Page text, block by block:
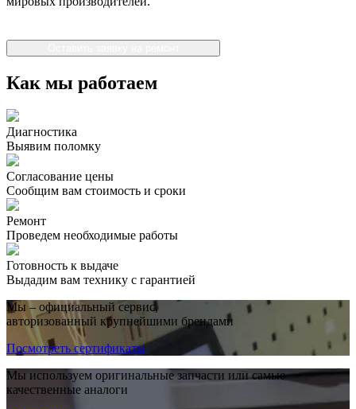
Как мы работаем
Диагностика
Выявим поломку
Согласование цены
Сообщим вам стоимость и сроки
Ремонт
Проведем необходимые работы
Готовность к выдаче
Выдадим вам технику с гарантией
Мы – официальный сервис,
авторизованный крупнейшими брендами
Посмотреть сертификаты
Мы используем оригинальные запчасти или самые
качественные аналоги